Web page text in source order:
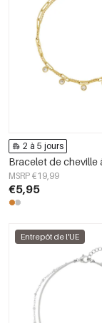
2 à 5 jours
MSRP €19,99
€5,95
Entrepôt de l'UE